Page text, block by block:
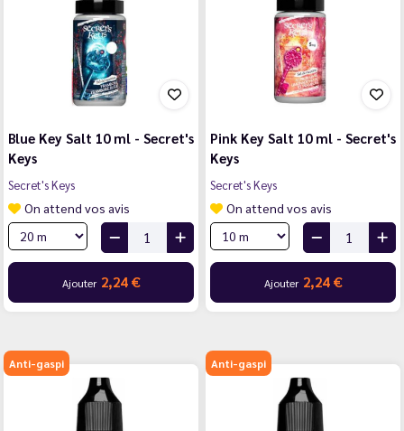
Blue Key Salt 10 ml - Secret's
Keys
Secret's Keys
On attend vos avis
Ajouter 2,24 €
Pink Key Salt 10 ml - Secret's
Keys
Secret's Keys
On attend vos avis
Ajouter 2,24 €
Anti-gaspi Anti-gaspi